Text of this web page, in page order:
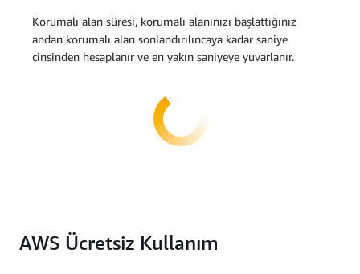
Korumalı alan süresi, korumalı alanınızı başlattığınız
andan korumalı alan sonlandırılıncaya kadar saniye
cinsinden hesaplanır ve en yakın saniyeye yuvarlanır.
AWS Ücretsiz Kullanım